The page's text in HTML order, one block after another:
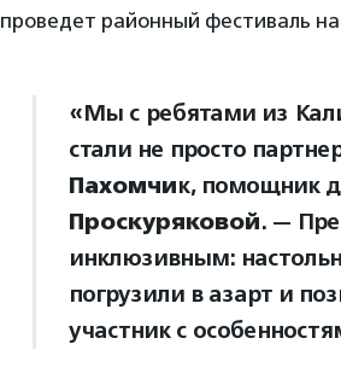
проведет районный фестиваль
«Мы с ребятами из
стали не просто
Пахомчик, помощник
Проскуряковой. —
инклюзивным:
погрузили в азарт и
участник с